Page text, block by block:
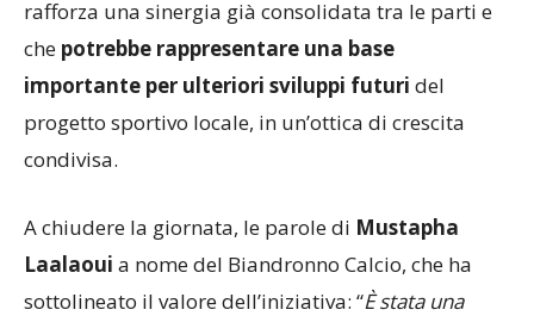
importante per ulteriori sviluppi futuri
progetto sportivo locale, in un’ottica di crescita
condivisa.
Laalaouia nome del Biandronno Calcio, che ha
sottolineato il valore dell’iniziativa: “È stata una
mattinata molto positiva, all’insegna dello sport, della